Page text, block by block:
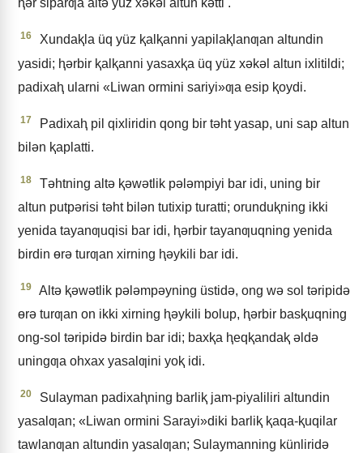
ⱨǝr siparƣa altǝ yüz xǝkǝl altun kǝtti .
16
Xundaⱪla üq yüz ⱪalⱪanni yapilaⱪlanƣan altundin
yasidi; ⱨǝrbir ⱪalⱪanni yasaxⱪa üq yüz xǝkǝl altun ixlitildi;
padixaⱨ ularni «Liwan ormini sariyi»ƣa esip ⱪoydi.
17
Padixaⱨ pil qixliridin qong bir tǝht yasap, uni sap altun
bilǝn ⱪaplatti.
18
Tǝhtning altǝ ⱪǝwǝtlik pǝlǝmpiyi bar idi, uning bir
altun putpǝrisi tǝht bilǝn tutixip turatti; orunduⱪning ikki
yenida tayanƣuqisi bar idi, ⱨǝrbir tayanƣuqning yenida
birdin ɵrǝ turƣan xirning ⱨǝykili bar idi.
19
Altǝ ⱪǝwǝtlik pǝlǝmpǝyning üstidǝ, ong wǝ sol tǝripidǝ
ɵrǝ turƣan on ikki xirning ⱨǝykili bolup, ⱨǝrbir basⱪuqning
ong-sol tǝripidǝ birdin bar idi; baxⱪa ⱨeqⱪandaⱪ ǝldǝ
uningƣa ohxax yasalƣini yoⱪ idi.
20
Sulayman padixaⱨning barliⱪ jam-piyaliliri altundin
yasalƣan; «Liwan ormini Sarayi»diki barliⱪ ⱪaqa-ⱪuqilar
tawlanƣan altundin yasalƣan; Sulaymanning künliridǝ